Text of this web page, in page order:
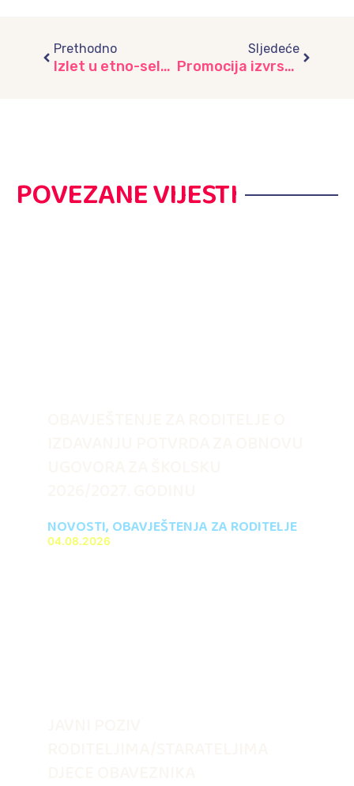
Prethodno
Izlet u etno-selo na Nišićima
Sljedeće
Promocija izvrsnosti: Naujspješnijim učenicima na kantonalnim takmičenjima i nastavnicima dodijeljene diplome i zahvalnice-preuzeto sa Vlada Kantona Sarajevo
POVEZANE VIJESTI
NOVOSTI, OBAVJEŠTENJA ZA RODITELJE
04.08.2026